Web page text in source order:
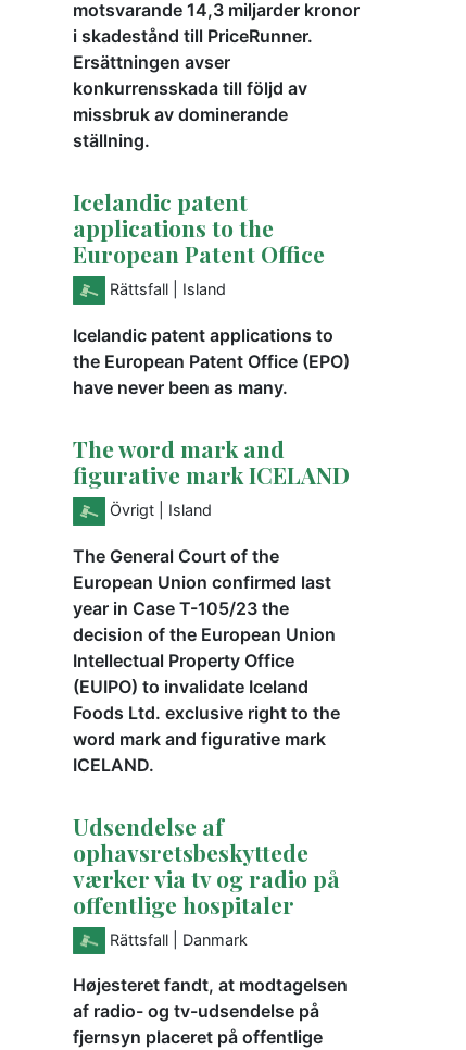
motsvarande 14,3 miljarder kronor
i skadestånd till PriceRunner.
Ersättningen avser
konkurrensskada till följd av
missbruk av dominerande
ställning.
Icelandic patent
applications to the
European Patent Office
Rättsfall | Island
Icelandic patent applications to
the European Patent Office (EPO)
have never been as many.
The word mark and
figurative mark ICELAND
Övrigt | Island
The General Court of the
European Union confirmed last
year in Case T-105/23 the
decision of the European Union
Intellectual Property Office
(EUIPO) to invalidate Iceland
Foods Ltd. exclusive right to the
word mark and figurative mark
ICELAND.
Udsendelse af
ophavsretsbeskyttede
værker via tv og radio på
offentlige hospitaler
Rättsfall | Danmark
Højesteret fandt, at modtagelsen
af radio- og tv-udsendelse på
fjernsyn placeret på offentlige